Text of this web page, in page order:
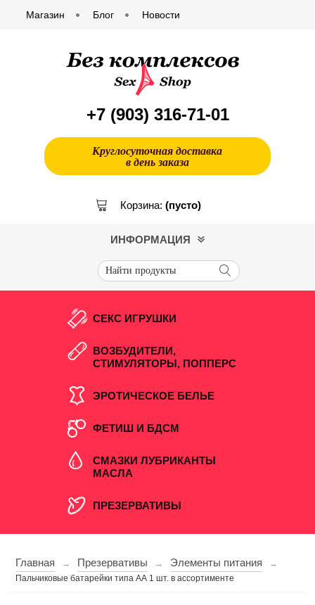
Магазин Блог Новости
+7 (903) 316-71-01
Круглосуточная доставка
в день заказа
Корзина: (пусто)
ИНФОРМАЦИЯ
СЕКС ИГРУШКИ
ВОЗБУДИТЕЛИ,
СТИМУЛЯТОРЫ, ПОППЕРС
ЭРОТИЧЕСКОЕ БЕЛЬЕ
ФЕТИШ И БДСМ
СМАЗКИ ЛУБРИКАНТЫ
МАСЛА
ПРЕЗЕРВАТИВЫ
Главная → Презервативы → Элементы питания
→
Пальчиковые батарейки типа АА 1 шт. в ассортименте